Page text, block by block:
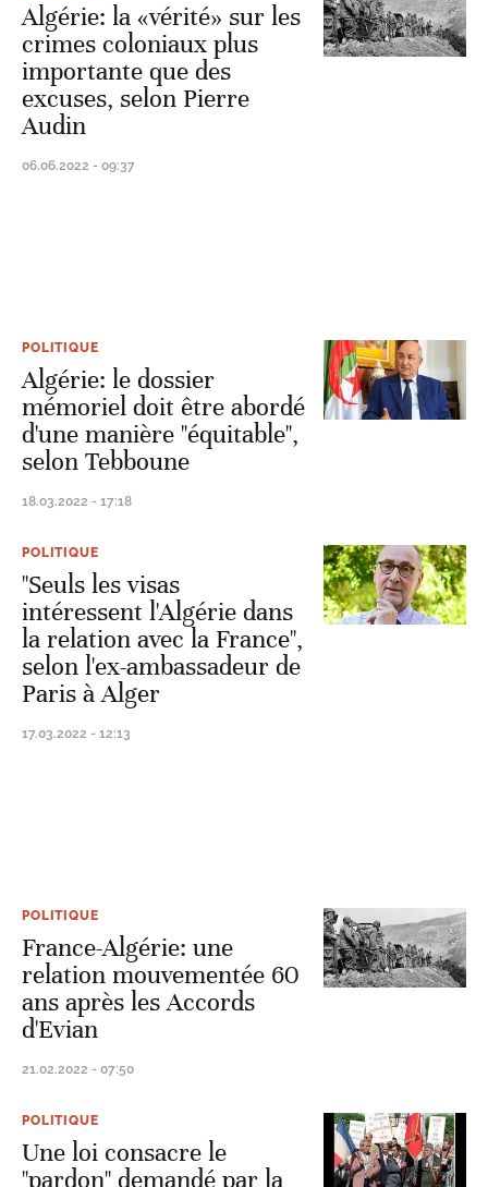
Algérie: la «vérité» sur les
crimes coloniaux plus
importante que des
excuses, selon Pierre
Audin
06.06.2022 - 09:37
POLITIQUE
Algérie: le dossier
mémoriel doit être abordé
d'une manière "équitable",
selon Tebboune
18.03.2022 - 17:18
POLITIQUE
"Seuls les visas
intéressent l'Algérie dans
la relation avec la France",
selon l'ex-ambassadeur de
Paris à Alger
17.03.2022 - 12:13
POLITIQUE
France-Algérie: une
relation mouvementée 60
ans après les Accords
d'Evian
21.02.2022 - 07:50
POLITIQUE
Une loi consacre le
"pardon" demandé par la